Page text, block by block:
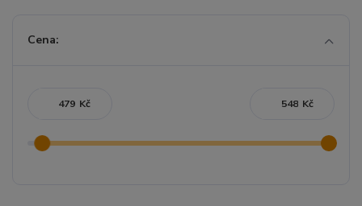
Cena:
Kč Kč